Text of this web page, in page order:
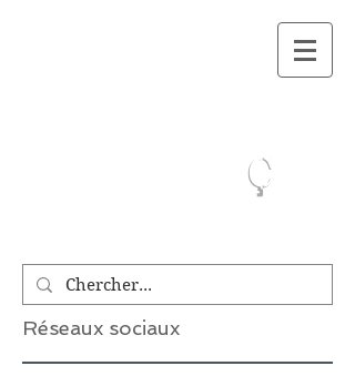
ç
On a lu.Ca
Réseaux sociaux